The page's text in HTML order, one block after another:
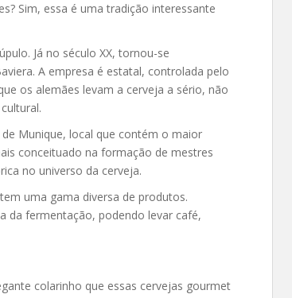
Sim, essa é uma tradição interessante
Já no século XX, tornou-se
A empresa é estatal, controlada pelo
os alemães levam a cerveja a sério, não
Munique, local que contém o maior
conceituado na formação de mestres
no universo da cerveja.
uma gama diversa de produtos.
da fermentação, podendo levar café,
colarinho que essas cervejas gourmet